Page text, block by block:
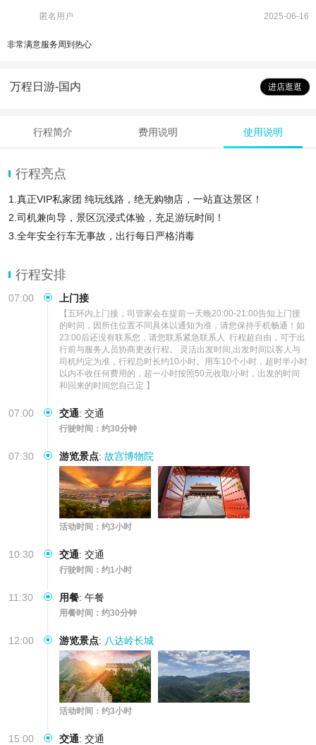
匿名用户 2025-06-16
非常满意服务周到热心
万程日游-国内 进店逛逛
行程简介 费用说明 使用说明
行程亮点
1.真正VIP私家团 纯玩线路，绝无购物店，一站直达景区！
2.司机兼向导，景区沉浸式体验，充足游玩时间！
3.全年安全行车无事故，出行每日严格消毒
行程安排
07:00 上门接
【五环内上门接，司管家会在提前一天晚20:00-21:00告知上门接
的时间，因所住位置不同具体以通知为准，请您保持手机畅通！如
23:00后还没有联系您，请您联系紧急联系人  行程超自由，可于出
行前与服务人员协商更改行程。 灵活出发时间,出发时间以客人与
司机约定为准，行程总时长约10小时。用车10个小时，超时半小时
以内不收任何费用的，超一小时按照50元收取/小时，出发的时间
和回来的时间您自己定.】
07:00 交通: 交通
行驶时间：约30分钟
07:30 游览景点: 故宫博物院
活动时间：约3小时
10:30 交通: 交通
行驶时间：约1小时
11:30 用餐: 午餐
用餐时间：约30分钟
12:00 游览景点: 八达岭长城
活动时间：约3小时
15:00 交通: 交通